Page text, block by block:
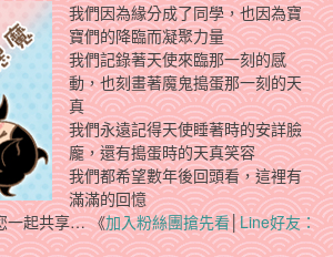
我們因為緣分成了同學，也因為寶
寶們的降臨而凝聚力量
我們記錄著天使來臨那一刻的感
動，也刻畫著魔鬼搗蛋那一刻的天
真
我們永遠記得天使睡著時的安詳臉
龐，還有搗蛋時的天真笑容
我們都希望數年後回頭看，這裡有
滿滿的回憶
一起共享… 《加入粉絲團搶先看│Line好友：